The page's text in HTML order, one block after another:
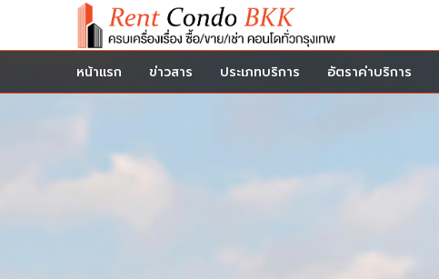
หน้าแรก ข่าวสาร ประเภทบริการ อัตราค่าบริการ